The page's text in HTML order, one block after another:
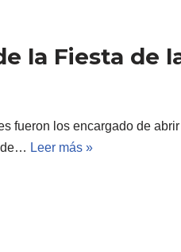
la Fiesta de
fueron los encargado de
de… Leer más »